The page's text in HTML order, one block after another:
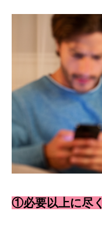
①必要以上に尽